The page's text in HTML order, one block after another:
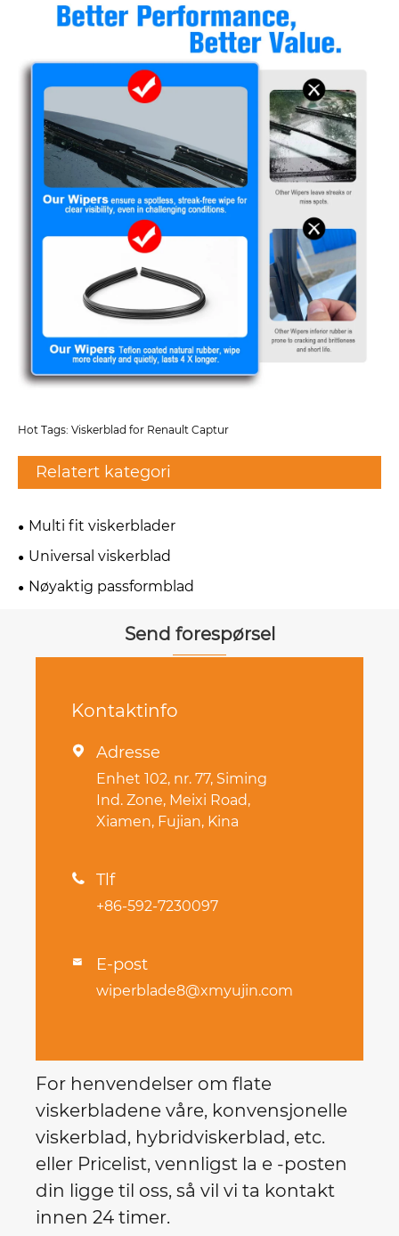
Hot Tags: Viskerblad for Renault Captur
Relatert kategori
Multi fit viskerblader
Universal viskerblad
Nøyaktig passformblad
Send forespørsel
Kontaktinfo
 Adresse
Enhet 102, nr. 77, Siming
Ind. Zone, Meixi Road,
Xiamen, Fujian, Kina
 Tlf
+86-592-7230097
 E-post
wiperblade8@xmyujin.com
For henvendelser om flate
viskerbladene våre, konvensjonelle
viskerblad, hybridviskerblad, etc.
eller Pricelist, vennligst la e -posten
din ligge til oss, så vil vi ta kontakt
innen 24 timer.